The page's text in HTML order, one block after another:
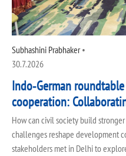
Subhashini Prabhaker•
30.7.2026
Indo‑German
cooperation:
How can civil society build
challenges reshape development
stakeholders met in Delhi to